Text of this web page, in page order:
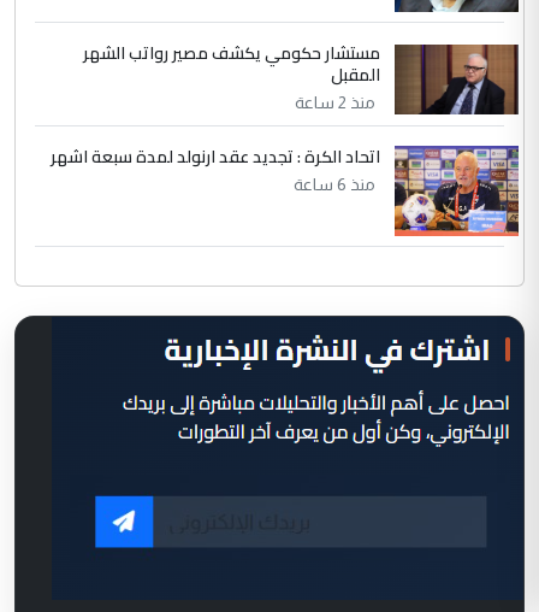
مستشار حكومي يكشف مصير رواتب الشهر
المقبل
منذ 2 ساعة
اتحاد الكرة : تجديد عقد ارنولد لمدة سبعة اشهر
منذ 6 ساعة